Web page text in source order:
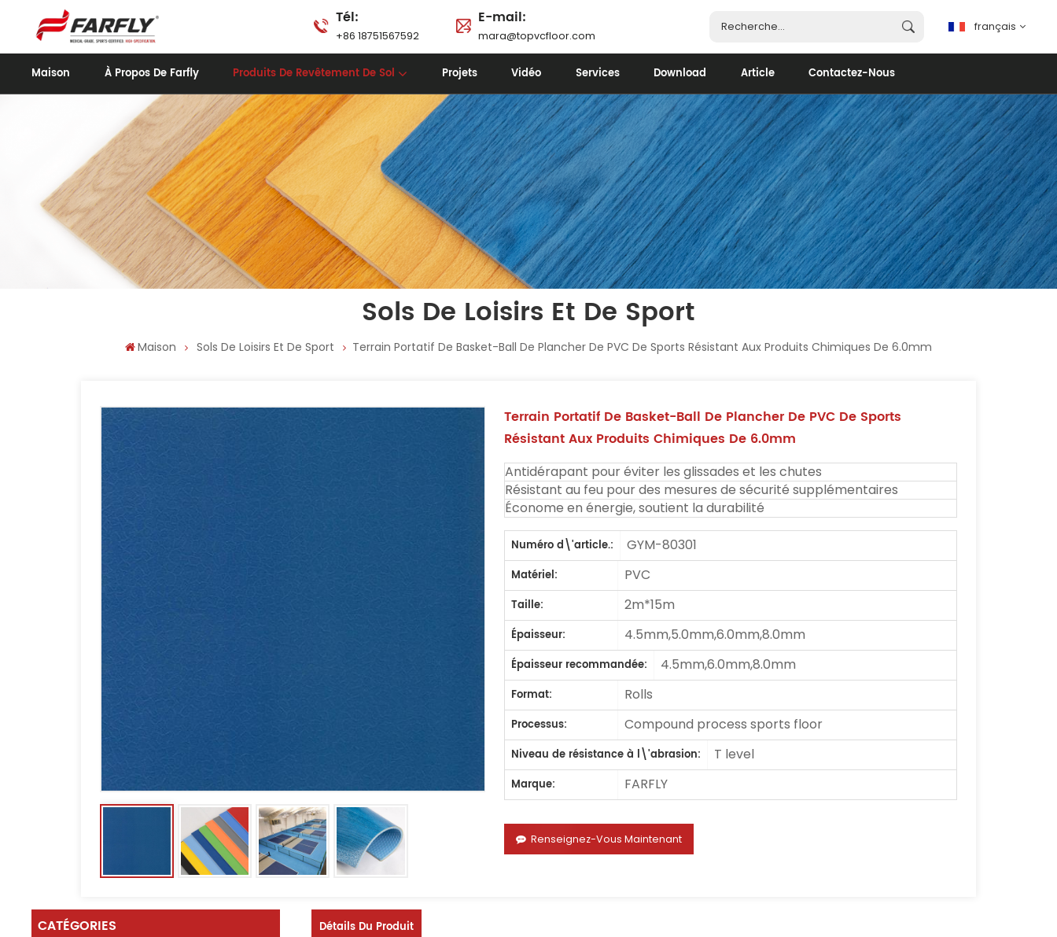
Tél:
+86 18751567592
E-mail:
mara@topvcfloor.com
français
français
English
español
português
العربية
Maison À Propos De Farfly Produits De Revêtement De Sol Projets Vidéo Services Download Article Contactez-Nous
Sols De Loisirs Et De Sport
Maison Sols De Loisirs Et De Sport Terrain Portatif De Basket-Ball De Plancher De PVC De Sports Résistant Aux Produits Chimiques De 6.0mm
Terrain Portatif De Basket-Ball De Plancher De PVC De Sports
Résistant Aux Produits Chimiques De 6.0mm
Antidérapant pour éviter les glissades et les chutes
Résistant au feu pour des mesures de sécurité supplémentaires
Économe en énergie, soutient la durabilité
Numéro d\'article.: GYM-80301
Matériel: PVC
Taille: 2m*15m
Épaisseur: 4.5mm,5.0mm,6.0mm,8.0mm
Épaisseur recommandée: 4.5mm,6.0mm,8.0mm
Format: Rolls
Processus: Compound process sports floor
Niveau de résistance à l\'abrasion: T level
Marque: FARFLY
Renseignez-Vous Maintenant
CATÉGORIES Détails Du Produit